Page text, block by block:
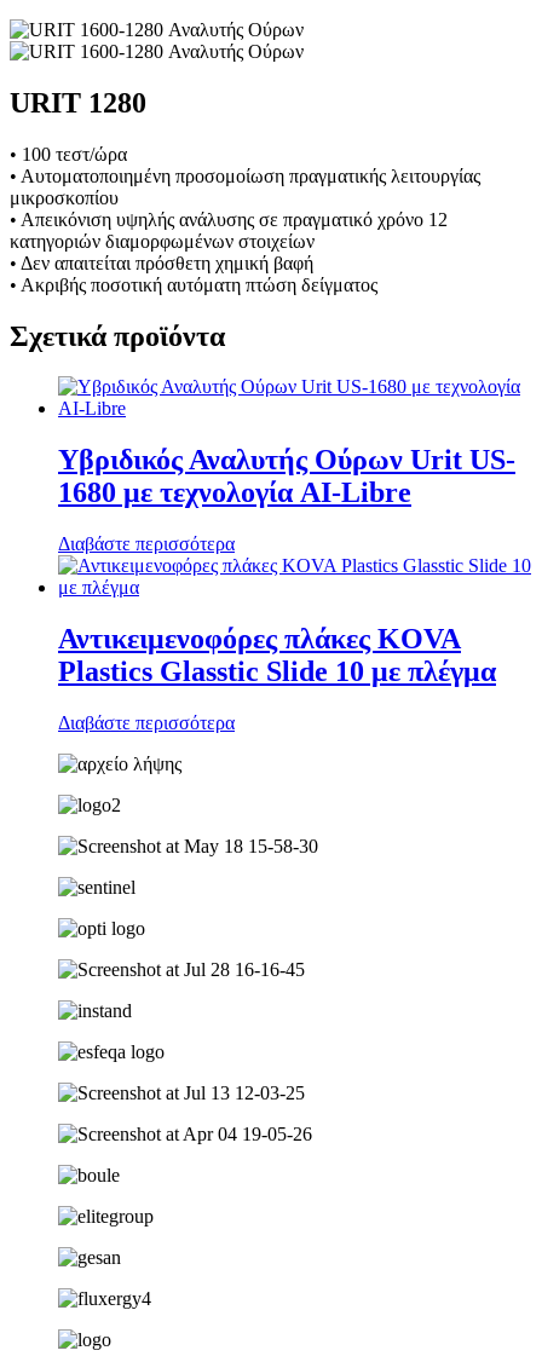
URIT 1280
• 100 τεστ/ώρα
• Αυτοματοποιημένη προσομοίωση πραγματικής λειτουργίας
μικροσκοπίου
• Απεικόνιση υψηλής ανάλυσης σε πραγματικό χρόνο 12
κατηγοριών διαμορφωμένων στοιχείων
• Δεν απαιτείται πρόσθετη χημική βαφή
• Ακριβής ποσοτική αυτόματη πτώση δείγματος
Σχετικά προϊόντα
Υβριδικός Αναλυτής Ούρων Urit US-
1680 με τεχνολογία AI-Libre
Διαβάστε περισσότερα
Αντικειμενοφόρες πλάκες KOVA
Plastics Glasstic Slide 10 με πλέγμα
Διαβάστε περισσότερα